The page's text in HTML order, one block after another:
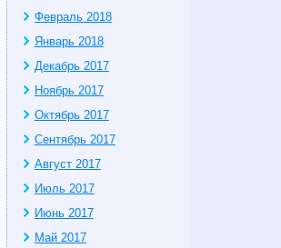
Февраль 2018
Январь 2018
Декабрь 2017
Ноябрь 2017
Октябрь 2017
Сентябрь 2017
Август 2017
Июль 2017
Июнь 2017
Май 2017